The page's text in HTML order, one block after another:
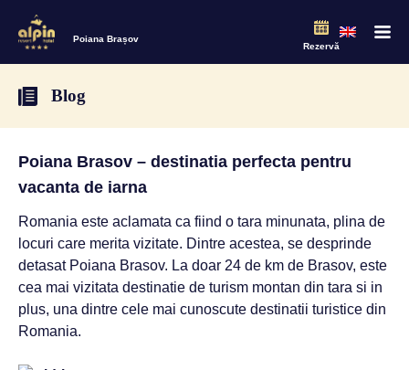
Poiana Brașov
Rezervă
Blog
Poiana Brasov – destinatia perfecta pentru
vacanta de iarna
Romania este aclamata ca fiind o tara minunata, plina de
locuri care merita vizitate. Dintre acestea, se desprinde
detasat Poiana Brasov. La doar 24 de km de Brasov, este
cea mai vizitata destinatie de turism montan din tara si in
plus, una dintre cele mai cunoscute destinatii turistice din
Romania.